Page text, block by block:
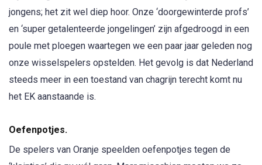
jongens; het zit wel diep hoor. Onze ‘doorgewinterde profs’
en ‘super getalenteerde jongelingen’ zijn afgedroogd in een
poule met ploegen waartegen we een paar jaar geleden nog
onze wisselspelers opstelden. Het gevolg is dat Nederland
steeds meer in een toestand van chagrijn terecht komt nu
het EK aanstaande is.
Oefenpotjes.
De spelers van Oranje speelden oefenpotjes tegen de